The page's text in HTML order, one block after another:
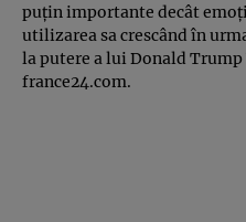
puţin importante decât
utilizarea sa crescând în
la putere a lui Donald
france24.com.